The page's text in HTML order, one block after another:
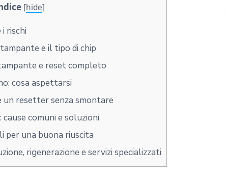
[hide]
rischi
e il tipo di chip
e reset completo
cosa aspettarsi
un resetter senza smontare
comuni e soluzioni
per una buona riuscita
rigenerazione e servizi specializzati